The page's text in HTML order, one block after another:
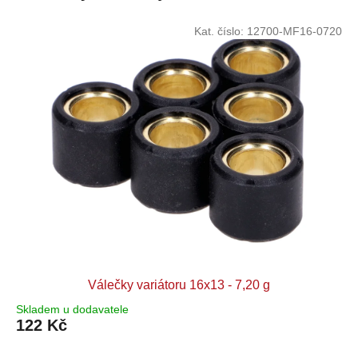
Válečky variátoru 16x13 - 7,20 g
Skladem u dodavatele
122 Kč
Kat. číslo: 12700-MF16-0720